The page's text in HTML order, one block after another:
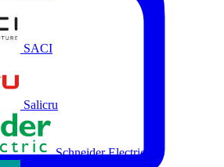
SACI
Salicru
Schneider Electric